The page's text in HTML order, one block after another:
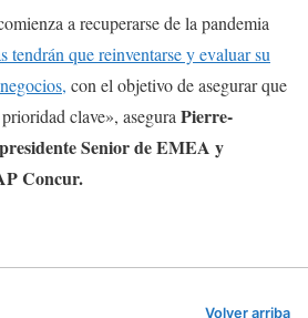
a recuperarse de la pandemia
tendrán que reinventarse y evaluar su
con el objetivo de asegurar que
clave», asegura Pierre-
Senior de EMEA y
Concur.
Volver arriba